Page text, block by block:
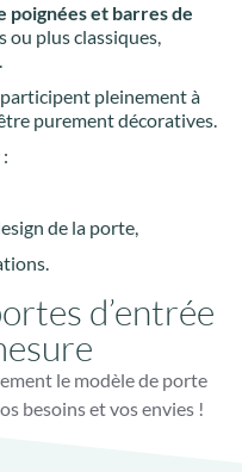
poignées et barres de
ou plus classiques,
pleinement à
purement décoratives.
de la porte,
d’entrée
le modèle de porte
besoins et vos envies !